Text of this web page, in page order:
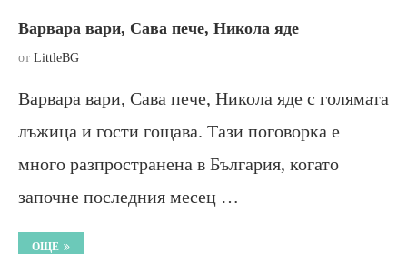
Варвара вари, Сава пече, Никола яде
от LittleBG
Варвара вари, Сава пече, Никола яде с голямата
лъжица и гости гощава. Тази поговорка е
много разпространена в България, когато
започне последния месец …
ОЩЕ